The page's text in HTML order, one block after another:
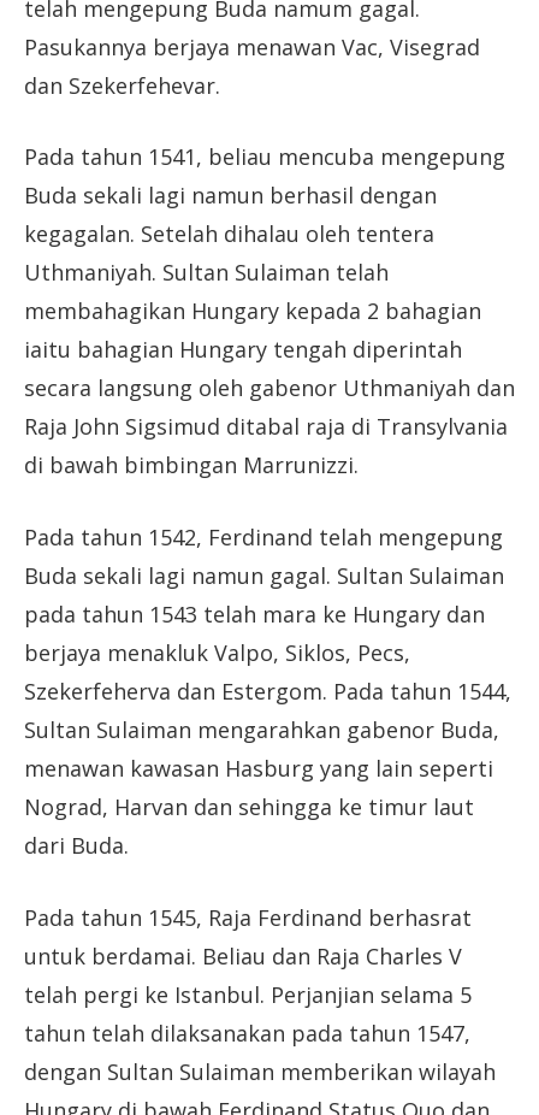
telah mengepung Buda namum gagal.
Pasukannya berjaya menawan Vac, Visegrad
dan Szekerfehevar.
Pada tahun 1541, beliau mencuba mengepung
Buda sekali lagi namun berhasil dengan
kegagalan. Setelah dihalau oleh tentera
Uthmaniyah. Sultan Sulaiman telah
membahagikan Hungary kepada 2 bahagian
iaitu bahagian Hungary tengah diperintah
secara langsung oleh gabenor Uthmaniyah dan
Raja John Sigsimud ditabal raja di Transylvania
di bawah bimbingan Marrunizzi.
Pada tahun 1542, Ferdinand telah mengepung
Buda sekali lagi namun gagal. Sultan Sulaiman
pada tahun 1543 telah mara ke Hungary dan
berjaya menakluk Valpo, Siklos, Pecs,
Szekerfeherva dan Estergom. Pada tahun 1544,
Sultan Sulaiman mengarahkan gabenor Buda,
menawan kawasan Hasburg yang lain seperti
Nograd, Harvan dan sehingga ke timur laut
dari Buda.
Pada tahun 1545, Raja Ferdinand berhasrat
untuk berdamai. Beliau dan Raja Charles V
telah pergi ke Istanbul. Perjanjian selama 5
tahun telah dilaksanakan pada tahun 1547,
dengan Sultan Sulaiman memberikan wilayah